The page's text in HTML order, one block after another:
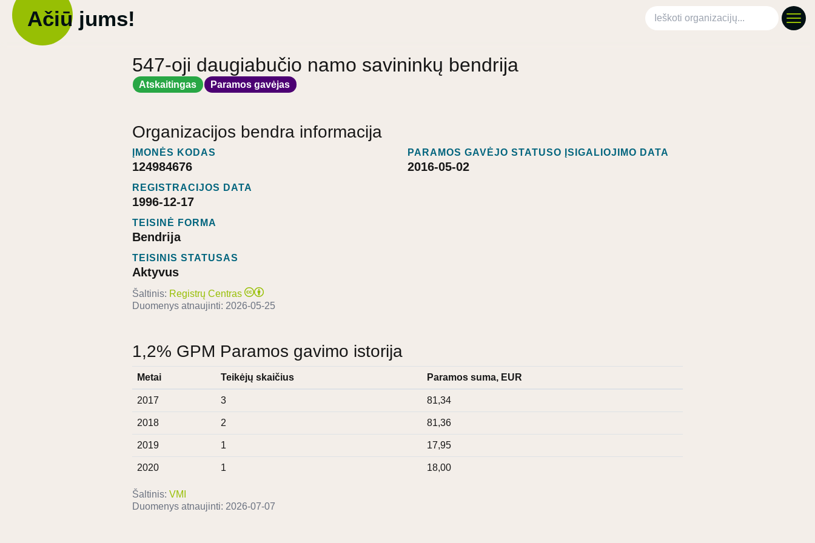
Ačiū jums! Ieškoti organizacijų
547-oji daugiabučio namo savininkų bendrija
Atskaitingas Paramos gavėjas
Organizacijos bendra informacija
ĮMONĖS KODAS
124984676
REGISTRACIJOS DATA
1996-12-17
TEISINĖ FORMA
Bendrija
TEISINIS STATUSAS
Aktyvus
PARAMOS GAVĖJO STATUSO ĮSIGALIOJIMO DATA
2016-05-02
Šaltinis: Registrų Centras
Duomenys atnaujinti: 2026-05-25
1,2% GPM Paramos gavimo istorija
Metai Teikėjų skaičius Paramos suma, EUR
2017 3 81,34
2018 2 81,36
2019 1 17,95
2020 1 18,00
Šaltinis: VMI
Duomenys atnaujinti: 2026-07-07